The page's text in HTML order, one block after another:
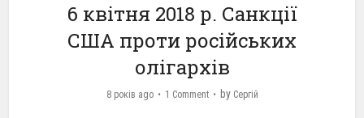
6 квітня 2018 р. Санкції
США проти російських
олігархів
8 років ago 1 Comment by Сергій